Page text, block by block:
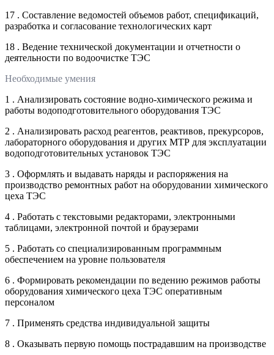
17 . Составление ведомостей объемов работ, спецификаций,
разработка и согласование технологических карт
18 . Ведение технической документации и отчетности о
деятельности по водоочистке ТЭС
Необходимые умения
1 . Анализировать состояние водно-химического режима и
работы водоподготовительного оборудования ТЭС
2 . Анализировать расход реагентов, реактивов, прекурсоров,
лабораторного оборудования и других МТР для эксплуатации
водоподготовительных установок ТЭС
3 . Оформлять и выдавать наряды и распоряжения на
производство ремонтных работ на оборудовании химического
цеха ТЭС
4 . Работать с текстовыми редакторами, электронными
таблицами, электронной почтой и браузерами
5 . Работать со специализированным программным
обеспечением на уровне пользователя
6 . Формировать рекомендации по ведению режимов работы
оборудования химического цеха ТЭС оперативным
персоналом
7 . Применять средства индивидуальной защиты
8 . Оказывать первую помощь пострадавшим на производстве